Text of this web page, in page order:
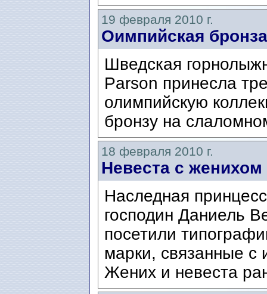
19 февраля 2010 г.
Оимпийская
Шведская
Parson принесла
олимпийскую
бронзу на
18 февраля 2010 г.
Невеста с
Наследная
господин Даниель
посетили
марки, связанные с
Жених и невеста